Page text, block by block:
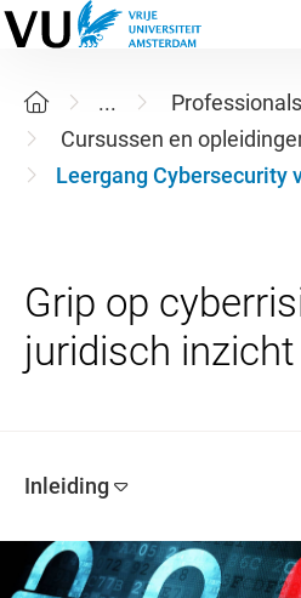
...
Professionals
Cursussen en
Leergang Cybersecurity
Grip op
Inleiding